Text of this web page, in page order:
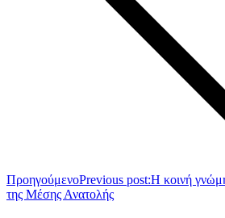
ΠροηγούμενοPrevious post:Η κοινή
της Μέσης Ανατολής